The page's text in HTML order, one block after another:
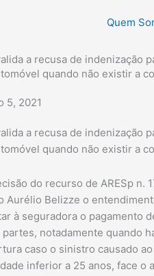
Quem
a recusa de indenização
quando não existir a
5, 2021
a recusa de indenização
quando não existir a
do recurso de ARESp n.
Aurélio Belizze o
à seguradora o pagamento
partes, notadamente quando
caso o sinistro causado
inferior a 25 anos, face o